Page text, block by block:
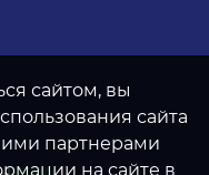
сайтом, вы
сайта
партнерами
на сайте в